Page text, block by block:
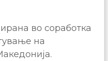
во соработка
на